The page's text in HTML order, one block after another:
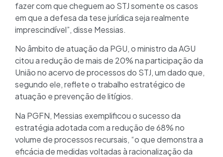
fazer com que cheguem ao STJ somente os casos
em que a defesa da tese jurídica seja realmente
imprescindível”, disse Messias.
No âmbito de atuação da PGU, o ministro da AGU
citou a redução de mais de 20% na participação da
União no acervo de processos do STJ, um dado que,
segundo ele, reflete o trabalho estratégico de
atuação e prevenção de litígios.
Na PGFN, Messias exemplificou o sucesso da
estratégia adotada com a redução de 68% no
volume de processos recursais, “o que demonstra a
eficácia de medidas voltadas à racionalização da